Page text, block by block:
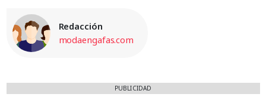
Redacción
modaengafas.com
PUBLICIDAD